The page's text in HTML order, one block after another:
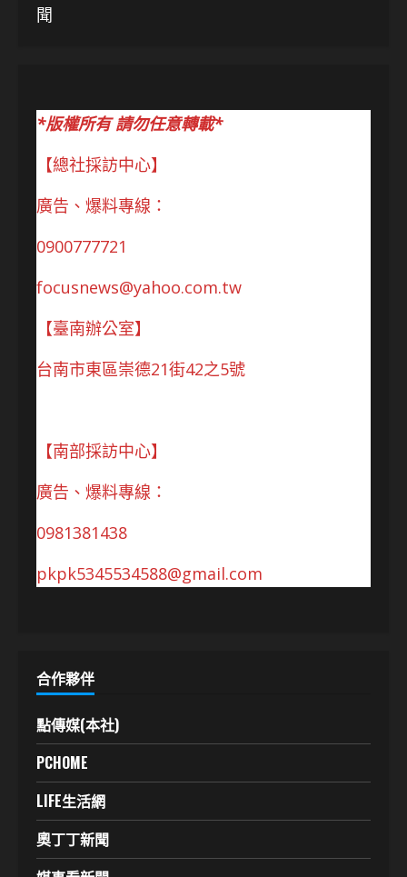
聞
*版權所有 請勿任意轉載*
【總社採訪中心】
廣告、爆料專線：
0900777721
focusnews@yahoo.com.tw
【臺南辦公室】
台南市東區崇德21街42之5號
【南部採訪中心】
廣告、爆料專線：
0981381438
pkpk5345534588@gmail.com
合作夥伴
點傳媒(本社)
PCHOME
LIFE生活網
奧丁丁新聞